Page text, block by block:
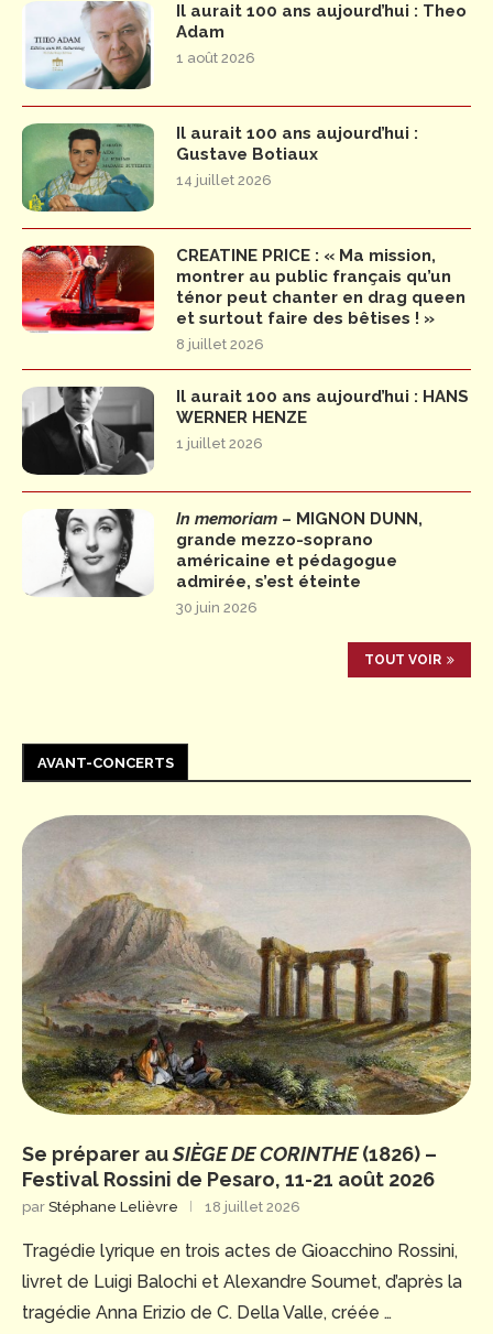
Il aurait 100 ans aujourd’hui : Theo
Adam
1 août 2026
Il aurait 100 ans aujourd’hui :
Gustave Botiaux
14 juillet 2026
CREATINE PRICE : « Ma mission,
montrer au public français qu’un
ténor peut chanter en drag queen
et surtout faire des bêtises ! »
8 juillet 2026
Il aurait 100 ans aujourd’hui : HANS
WERNER HENZE
1 juillet 2026
In memoriam – MIGNON DUNN,
grande mezzo-soprano
américaine et pédagogue
admirée, s’est éteinte
30 juin 2026
TOUT VOIR
AVANT-CONCERTS
Se préparer auSIÈGE DE CORINTHE(1826) –
Festival Rossini de Pesaro, 11-21 août 2026
par Stéphane Lelièvre 18 juillet 2026
Tragédie lyrique en trois actes de Gioacchino Rossini,
livret de Luigi Balochi et Alexandre Soumet, d’après la
tragédie Anna Erizio de C. Della Valle, créée …